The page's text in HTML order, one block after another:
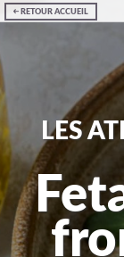
RETOUR ACCUEIL
LES